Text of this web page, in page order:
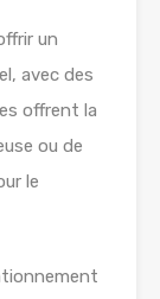
un
avec des
offrent la
ou de
le